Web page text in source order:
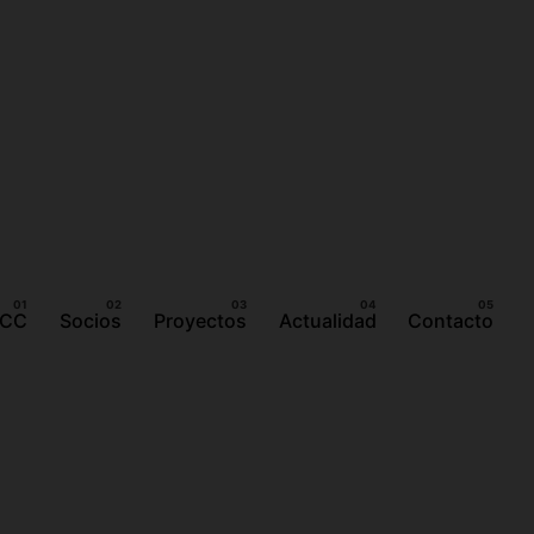
Socios Proyectos Actualidad Contacto